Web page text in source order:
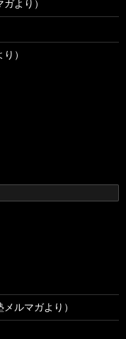
より）
）
ルマガより）